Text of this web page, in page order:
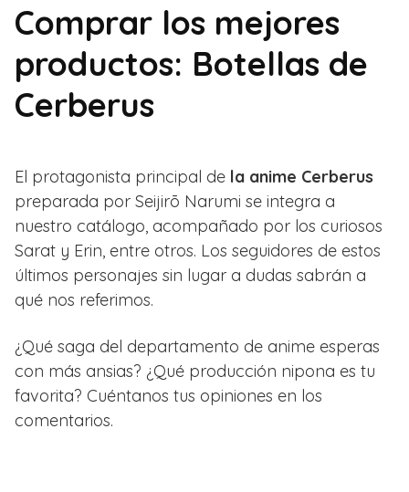
Comprar los mejores
productos: Botellas de
Cerberus
El protagonista principal de la anime Cerberus
preparada por Seijirō Narumi se integra a
nuestro catálogo, acompañado por los curiosos
Sarat y Erin, entre otros. Los seguidores de estos
últimos personajes sin lugar a dudas sabrán a
qué nos referimos.
¿Qué saga del departamento de anime esperas
con más ansias? ¿Qué producción nipona es tu
favorita? Cuéntanos tus opiniones en los
comentarios.